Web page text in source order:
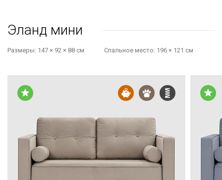
Эланд мини
Размеры: 147 × 92 × 88 см Cпальное место: 196 × 121 см